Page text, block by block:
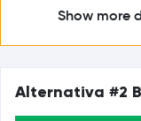
Show more
Alternativa #2